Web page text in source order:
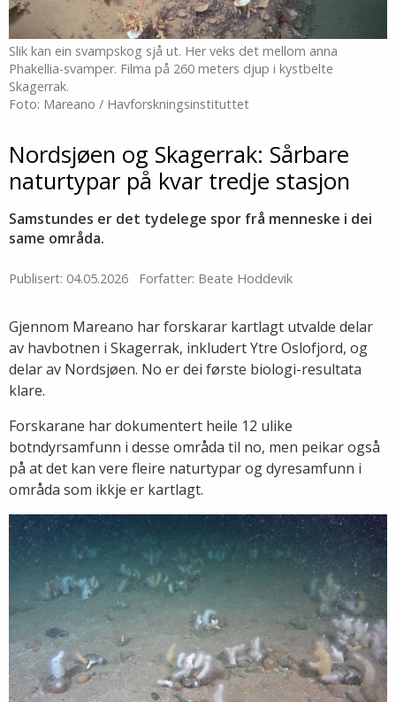
Slik kan ein svampskog sjå ut. Her veks det mellom anna
Phakellia-svamper. Filma på 260 meters djup i kystbelte
Skagerrak.
Foto: Mareano / Havforskningsinstituttet
Nordsjøen og Skagerrak: Sårbare
naturtypar på kvar tredje stasjon
Samstundes er det tydelege spor frå menneske i dei
same områda.
Publisert: 04.05.2026 Forfatter: Beate Hoddevik
Gjennom Mareano har forskarar kartlagt utvalde delar
av havbotnen i Skagerrak, inkludert Ytre Oslofjord, og
delar av Nordsjøen. No er dei første biologi-resultata
klare.
Forskarane har dokumentert heile 12 ulike
botndyrsamfunn i desse områda til no, men peikar også
på at det kan vere fleire naturtypar og dyresamfunn i
områda som ikkje er kartlagt.